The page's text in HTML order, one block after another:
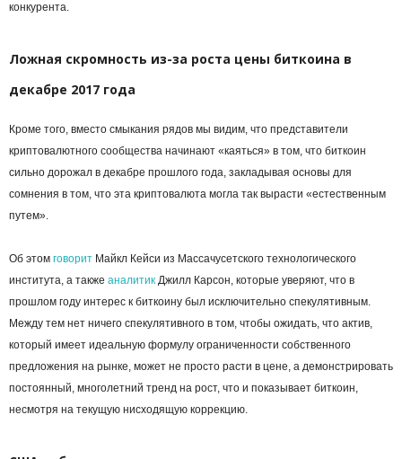
конкурента.
Ложная скромность из-за роста цены биткоина в
декабре 2017 года
Кроме того, вместо смыкания рядов мы видим, что представители
криптовалютного сообщества начинают «каяться» в том, что биткоин
сильно дорожал в декабре прошлого года, закладывая основы для
сомнения в том, что эта криптовалюта могла так вырасти «естественным
путем».
Об этом говорит Майкл Кейси из Массачусетского технологического
института, а также аналитик Джилл Карсон, которые уверяют, что в
прошлом году интерес к биткоину был исключительно спекулятивным.
Между тем нет ничего спекулятивного в том, чтобы ожидать, что актив,
который имеет идеальную формулу ограниченности собственного
предложения на рынке, может не просто расти в цене, а демонстрировать
постоянный, многолетний тренд на рост, что и показывает биткоин,
несмотря на текущую нисходящую коррекцию.